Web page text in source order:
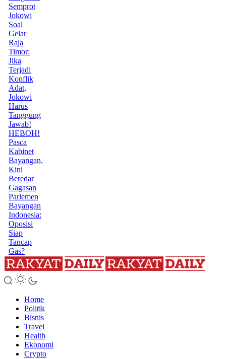
Semprot
Jokowi
Soal
Gelar
Raja
Timor:
Jika
Terjadi
Konflik
Adat,
Jokowi
Harus
Tanggung
Jawab!
HEBOH!
Pasca
Kabinet
Bayangan,
Kini
Beredar
Gagasan
Parlemen
Bayangan
Indonesia:
Oposisi
Siap
Tancap
Gas?
Home
Politik
Bisnis
Travel
Health
Ekonomi
Crypto